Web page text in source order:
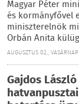
Magyar Péter
és kormányfővel
miniszterelnök
Orbán Anita
AUGUSZTUS 02., VASÁRNAP
Gajdos